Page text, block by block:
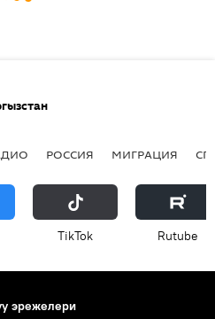
РОССИЯ МИГРАЦИЯ
ТikТоk Rutube
эрежелери